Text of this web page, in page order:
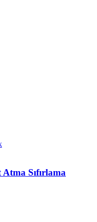
Sıfırlama